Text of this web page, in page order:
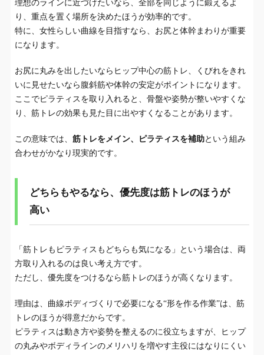
理想のラインに近づけたいなら、全部を同じように鍛えるよ
り、重点を置く場所を決めたほうが効率的です。
特に、女性らしい曲線を目指すなら、お尻と体幹まわりが重要
になります。
お尻に丸みを出したいならヒップ中心の筋トレ、くびれをきれ
いに見せたいなら腹斜筋や体幹の安定がポイントになります。
ここでピラティスを取り入れると、骨盤や姿勢が整いやすくな
り、筋トレの効果も見た目に出やすくなることがあります。
この意味では、筋トレをメイン、ピラティスを補助という組み
合わせがかなり現実的です。
どちらもやるなら、優先度は筋トレのほうが
高い
「筋トレもピラティスもどちらも気になる」という場合は、両
方取り入れるのは良い考え方です。
ただし、優先度をつけるなら筋トレのほうが高くなります。
理由は、曲線ボディづくりで必要になる“形を作る作業”は、筋
トレのほうが得意だからです。
ピラティスは動き方や姿勢を整えるのに役立ちますが、ヒップ
の丸みやボディラインのメリハリを増やす主役にはなりにくい